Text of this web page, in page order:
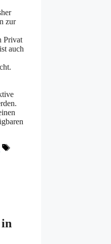
zur
Privat
auch
Schlagwörter